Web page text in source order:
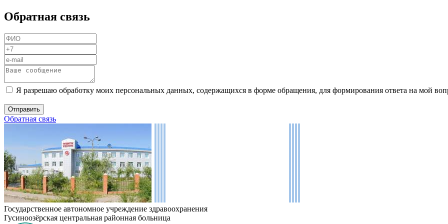
Обратная связь
Я разрешаю обработку моих персональных данных, содержащихся в форме обращения, для формирования ответа на мой
Обратная связь
Государственное автономное учреждение здравоохранения
Гусиноозёрская центральная районная больница